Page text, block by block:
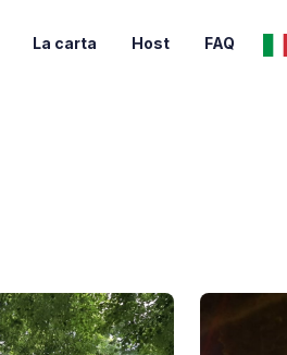
La carta Host FAQ